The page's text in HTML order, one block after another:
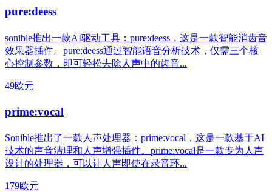
pure:deess
sonible推出一款AI驱动工具：pure:deess，这是一款智能消齿音
效果器插件。pure:deess通过智能语音分析技术，仅需三个核
心控制参数，即可轻松去除人声中的齿音...
49欧元
prime:vocal
Sonible推出了一款人声处理器：prime:vocal，这是一款基于AI
技术的声音清理和人声增强插件。prime:vocal是一款专为人声
设计的处理器，可以让人声即使在录音环...
179欧元